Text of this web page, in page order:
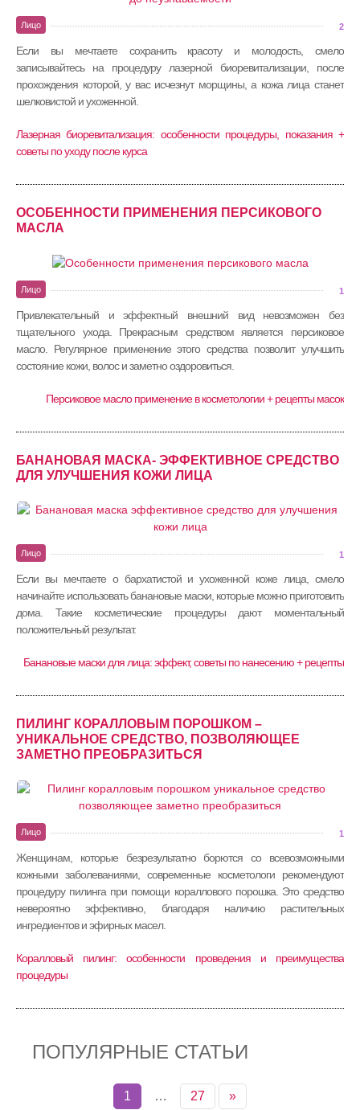
Лицо 2
Если вы мечтаете сохранить красоту и молодость, смело
записывайтесь на процедуру лазерной биоревитализации, после
прохождения которой, у вас исчезнут морщины, а кожа лица станет
шелковистой и ухоженной.
Лазерная биоревитализация: особенности процедуры, показания +
советы по уходу после курса
ОСОБЕННОСТИ ПРИМЕНЕНИЯ ПЕРСИКОВОГО
МАСЛА
Лицо 1
Привлекательный и эффектный внешний вид невозможен без
тщательного ухода. Прекрасным средством является персиковое
масло. Регулярное применение этого средства позволит улучшить
состояние кожи, волос и заметно оздоровиться.
Персиковое масло применение в косметологии + рецепты масок
БАНАНОВАЯ МАСКА- ЭФФЕКТИВНОЕ СРЕДСТВО
ДЛЯ УЛУЧШЕНИЯ КОЖИ ЛИЦА
Лицо 1
Если вы мечтаете о бархатистой и ухоженной коже лица, смело
начинайте использовать банановые маски, которые можно приготовить
дома. Такие косметические процедуры дают моментальный
положительный результат.
Банановые маски для лица: эффект, советы по нанесению + рецепты
ПИЛИНГ КОРАЛЛОВЫМ ПОРОШКОМ –
УНИКАЛЬНОЕ СРЕДСТВО, ПОЗВОЛЯЮЩЕЕ
ЗАМЕТНО ПРЕОБРАЗИТЬСЯ
Лицо 1
Женщинам, которые безрезультатно борются со всевозможными
кожными заболеваниями, современные косметологи рекомендуют
процедуру пилинга при помощи кораллового порошка. Это средство
невероятно эффективно, благодаря наличию растительных
ингредиентов и эфирных масел.
Коралловый пилинг: особенности проведения и преимущества
процедуры
ПОПУЛЯРНЫЕ СТАТЬИ
1 … 27 »